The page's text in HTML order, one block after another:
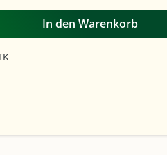
In den Warenkorb